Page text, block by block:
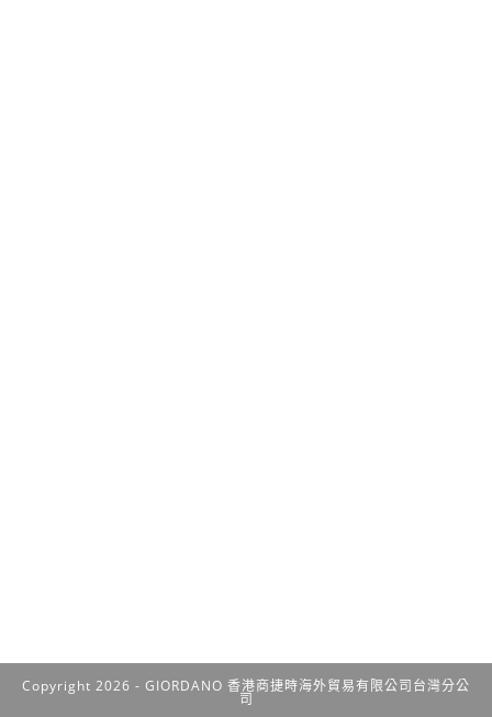
Copyright 2026 - GIORDANO 香港商捷時海外貿易有限公司台灣分公
司